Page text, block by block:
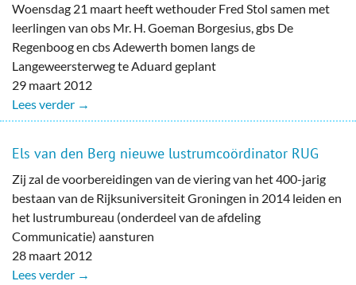
Woensdag 21 maart heeft wethouder Fred Stol samen met
leerlingen van obs Mr. H. Goeman Borgesius, gbs De
Regenboog en cbs Adewerth bomen langs de
Langeweersterweg te Aduard geplant
29 maart 2012
Lees verder →
Els van den Berg nieuwe lustrumcoördinator RUG
Zij zal de voorbereidingen van de viering van het 400-jarig
bestaan van de Rijksuniversiteit Groningen in 2014 leiden en
het lustrumbureau (onderdeel van de afdeling
Communicatie) aansturen
28 maart 2012
Lees verder →